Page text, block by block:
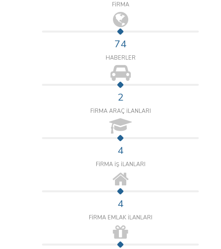
FİRMA
74
HABERLER
2
FİRMA ARAÇ İLANLARI
4
FİRMA İŞ İLANLARI
4
FİRMA EMLAK İLANLARI